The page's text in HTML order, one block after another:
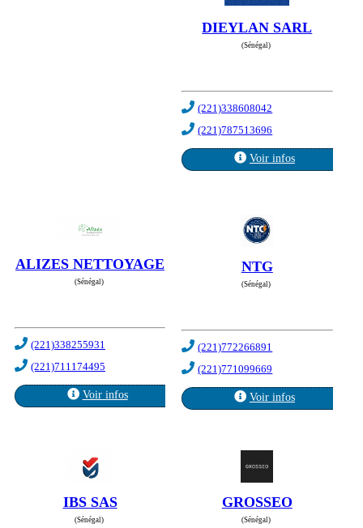
DIEYLAN SARL
(Sénégal)
(221)338608042
(221)787513696
Voir infos
ALIZES NETTOYAGE
(Sénégal)
(221)338255931
(221)711174495
Voir infos
NTG
(Sénégal)
(221)772266891
(221)771099669
Voir infos
IBS SAS
(Sénégal)
GROSSEO
(Sénégal)